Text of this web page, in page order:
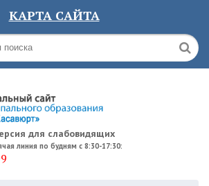
КАРТА САЙТА
для слабовидящих
линия по будням с 8:30-17:30: